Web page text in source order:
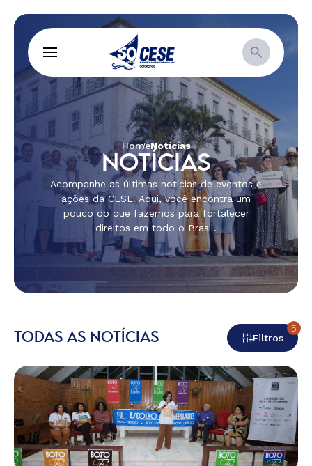
HomeNotícias
NOTÍCIAS
Acompanhe as últimas notícias de eventos e
ações da CESE. Aqui, você encontra um
pouco do que fazemos para fortalecer
direitos em todo o Brasil.
TODAS AS NOTÍCIAS Filtros
5